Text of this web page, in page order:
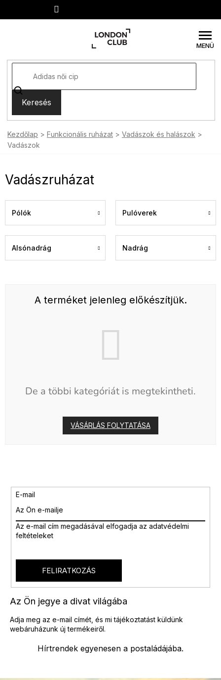
Keresés
Kezdőlap Funkcionális ruházat
Vadászok és halászok
Vadászok
Vadászruházat
Pólók Pulóverek
Alsónadrág Nadrág
A terméket jelenleg előkészítjük.
De a többi kategóriát is megtekintheti.
VÁSÁRLÁS FOLYTATÁSA
Hírtrendek egyenesen a postaládájába.
Az Ön jegye a divat világába
Adja meg az e-mail címét, és mi tájékoztatást küldünk
webáruházunk új termékeiről.
E-mail
Az e-mail cím megadásával elfogadja az adatvédelmi
feltételeket
FELIRATKOZÁS